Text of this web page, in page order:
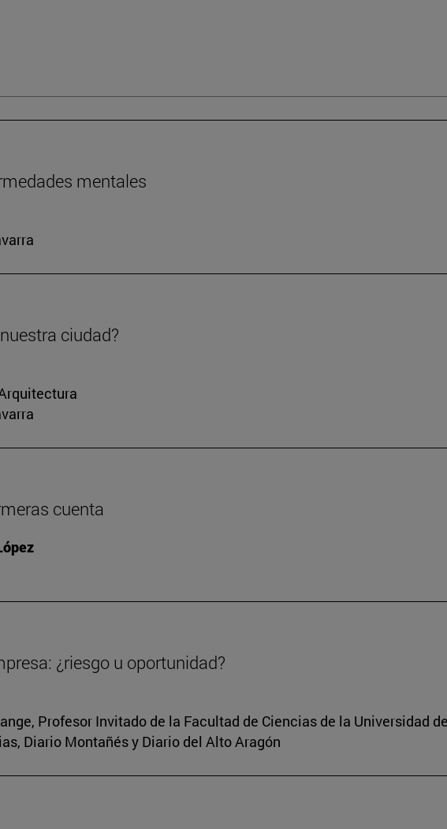
mentales
ciudad?
cuenta
¿riesgo u oportunidad?
Profesor Invitado de la Facultad de Ciencias de la Universidad
Diario Montañés y Diario del Alto Aragón